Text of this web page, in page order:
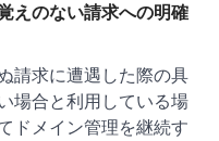
えのない請求への明確
請求に遭遇した際の具
場合と利用している場
ドメイン管理を継続す